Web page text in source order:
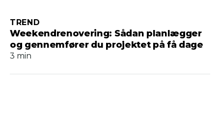
Weekendrenovering: Sådan planlægger
og gennemfører du projektet på få dage
TREND
3 min